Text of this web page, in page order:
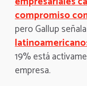
compromiso
pero Gallup
19% está
empresa.